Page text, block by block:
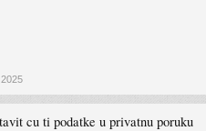
cu ti podatke u privatnu poruku